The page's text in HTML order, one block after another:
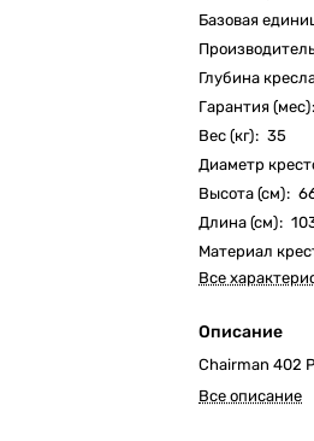
Базовая
Глубина
Гарантия (мес):
Вес (кг): 35
Диаметр
Высота (см):
Длина (см):
Материал
Все
Описание
Chairman 402
Все описание